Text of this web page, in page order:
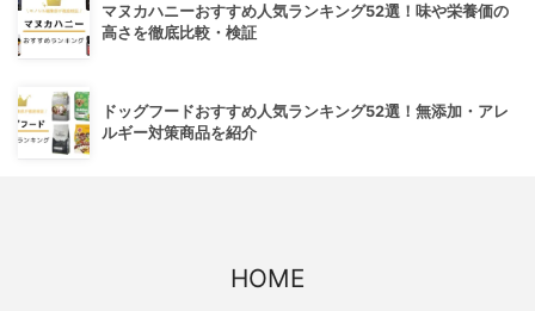
マヌカハニーおすすめ人気ランキング52選！味や栄養価の
高さを徹底比較・検証
ドッグフードおすすめ人気ランキング52選！無添加・アレ
ルギー対策商品を紹介
HOME